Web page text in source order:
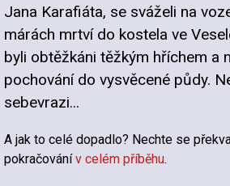
Jana Karafiáta, se sváželi na
márách mrtví do kostela ve
byli obtěžkáni těžkým hříchem a
pochování do vysvěcené půdy.
sebevrazi...
A jak to celé dopadlo? Nechte se
pokračovánív celém příběhu.